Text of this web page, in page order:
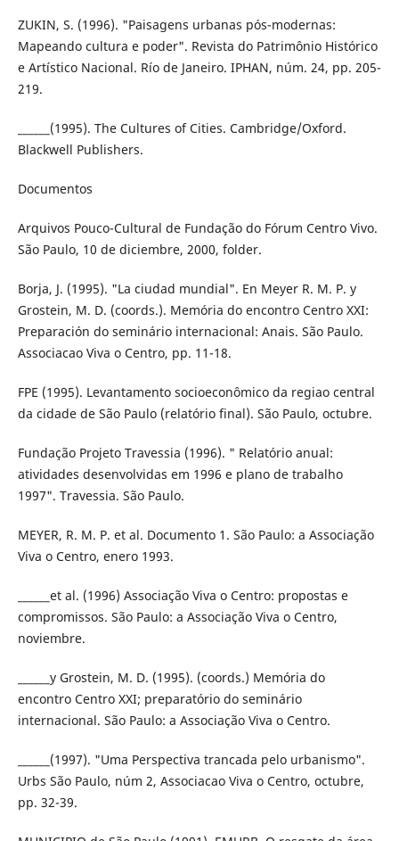
ZUKIN, S. (1996). "Paisagens urbanas pós-modernas:
Mapeando cultura e poder". Revista do Patrimônio Histórico
e Artístico Nacional. Río de Janeiro. IPHAN, núm. 24, pp. 205-
219.
______(1995). The Cultures of Cities. Cambridge/Oxford.
Blackwell Publishers.
Documentos
Arquivos Pouco-Cultural de Fundação do Fórum Centro Vivo.
São Paulo, 10 de diciembre, 2000, folder.
Borja, J. (1995). "La ciudad mundial". En Meyer R. M. P. y
Grostein, M. D. (coords.). Memória do encontro Centro XXI:
Preparación do seminário internacional: Anais. São Paulo.
Associacao Viva o Centro, pp. 11-18.
FPE (1995). Levantamento socioeconômico da regiao central
da cidade de São Paulo (relatório final). São Paulo, octubre.
Fundação Projeto Travessia (1996). " Relatório anual:
atividades desenvolvidas em 1996 e plano de trabalho
1997". Travessia. São Paulo.
MEYER, R. M. P. et al. Documento 1. São Paulo: a Associação
Viva o Centro, enero 1993.
______et al. (1996) Associação Viva o Centro: propostas e
compromissos. São Paulo: a Associação Viva o Centro,
noviembre.
______y Grostein, M. D. (1995). (coords.) Memória do
encontro Centro XXI; preparatório do seminário
internacional. São Paulo: a Associação Viva o Centro.
______(1997). "Uma Perspectiva trancada pelo urbanismo".
Urbs São Paulo, núm 2, Associacao Viva o Centro, octubre,
pp. 32-39.